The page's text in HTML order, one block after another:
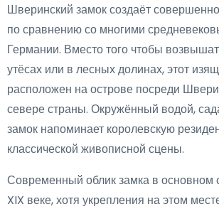
Шверинский замок создаёт
по сравнению со многими
Германии. Вместо того чтобы
утёсах или в лесных долинах, этот
расположен на острове посреди
севере страны. Окружённый водой,
замок напоминает королевскую
классической живописной сцены.
Современный облик замка в основном
XIX веке, хотя укрепления на этом